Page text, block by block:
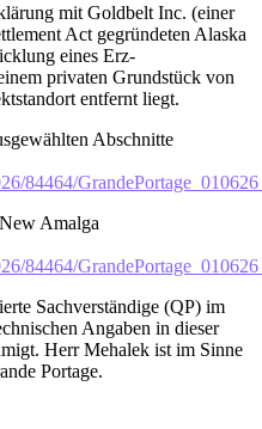
mit Goldbelt Inc. (einer
Act gegründeten Alaska
eines Erz-
privaten Grundstück von
entfernt liegt.
Abschnitte
84464/
Amalga
84464/
Sachverständige (QP) im
Angaben in dieser
Herr Mehalek ist im Sinne
Portage.